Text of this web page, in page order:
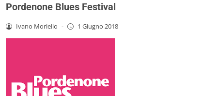
Pordenone Blues Festival
Ivano Moriello - 1 Giugno 2018